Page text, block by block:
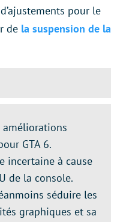
pour le
de la suspension de la
améliorations
GTA 6.
incertaine à cause
de la console.
séduire les
graphiques et sa